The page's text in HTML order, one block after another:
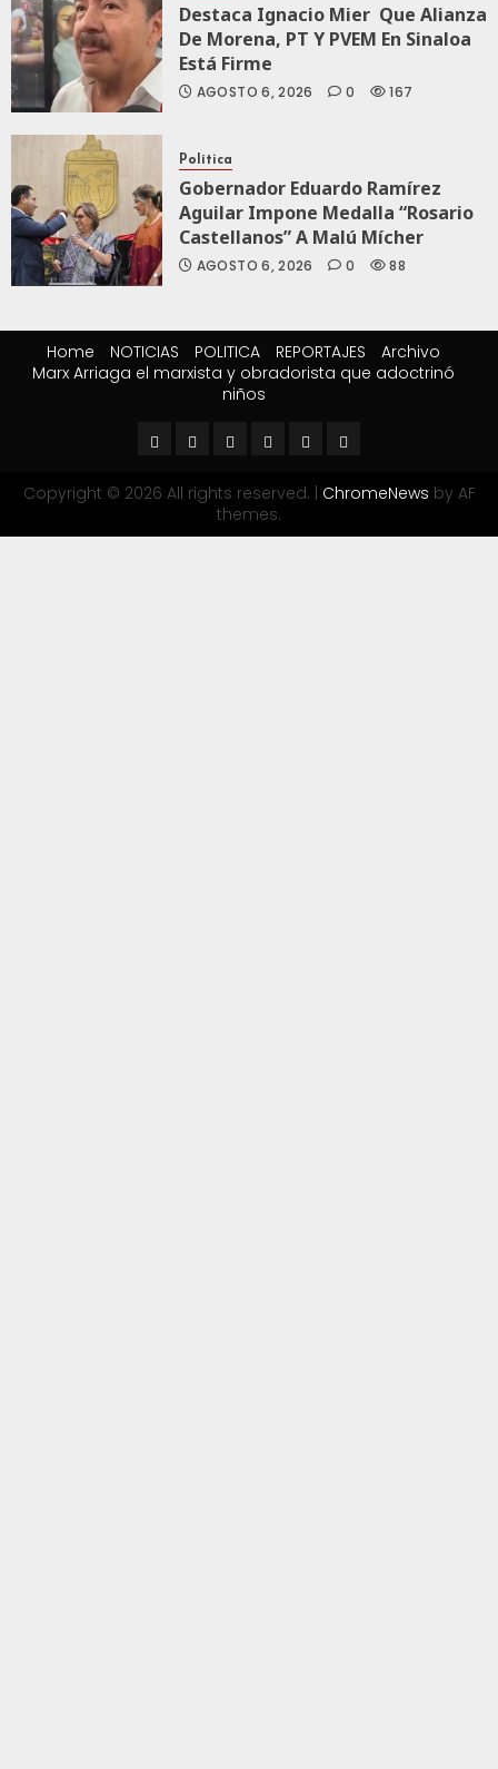
Destaca Ignacio Mier Que Alianza
De Morena, PT Y PVEM En Sinaloa
Está Firme
AGOSTO 6, 2026 0 167
Política
Gobernador Eduardo Ramírez
Aguilar Impone Medalla “Rosario
Castellanos” A Malú Mícher
AGOSTO 6, 2026 0 88
Home NOTICIAS POLITICA REPORTAJES
Archivo
Marx Arriaga el marxista y obradorista que adoctrinó
niños
Copyright © 2026 All rights reserved. ChromeNews by AF
themes.